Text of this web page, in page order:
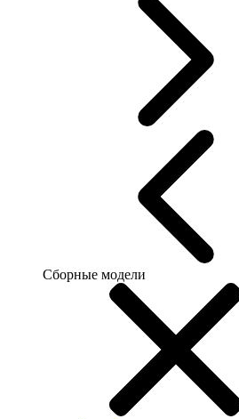
Сборные модели